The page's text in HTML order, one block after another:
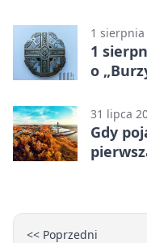
(Grupa
1 sierpnia
1
o
31 lipca
Gdy
<< Poprzedni